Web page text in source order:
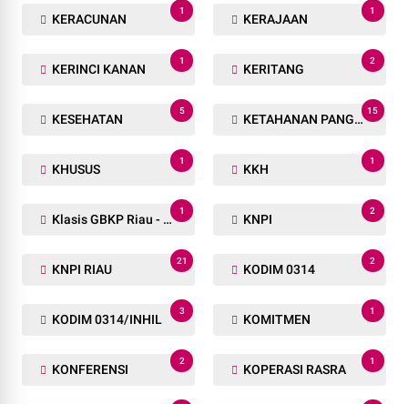
KERACUNAN
1
KERAJAAN
1
KERINCI KANAN
1
KERITANG
2
KESEHATAN
5
KETAHANAN PANGAN
15
KHUSUS
1
KKH
1
Klasis GBKP Riau - Sumbar.
1
KNPI
2
KNPI RIAU
21
KODIM 0314
2
KODIM 0314/INHIL
3
KOMITMEN
1
KONFERENSI
2
KOPERASI RASRA
1